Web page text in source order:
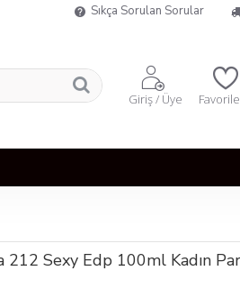
Sıkça Sorulan Sorular
Giriş / Üye
212 Sexy Edp 100ml Kadın